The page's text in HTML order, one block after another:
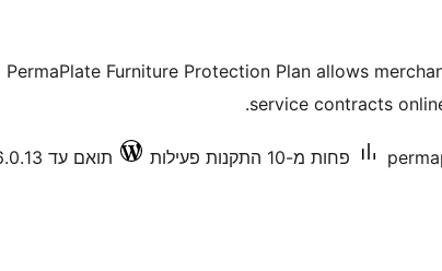
PermaPlate Furniture Protection Plan allows
service contracts
פחות מ-10 התקנות פעילות תואם עד 6.0.13